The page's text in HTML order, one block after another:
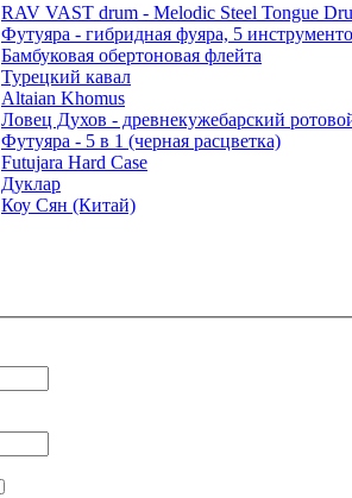
RAV VAST drum - Melodic Steel Tongue
Футуяра - гибридная фуяра, 5
Бамбуковая обертоновая флейта
Турецкий кавал
Altaian Khomus
Ловец Духов - древнекужебарский
Футуяра - 5 в 1 (черная расцветка)
Futujara Hard Case
Дуклар
Коу Сян (Китай)